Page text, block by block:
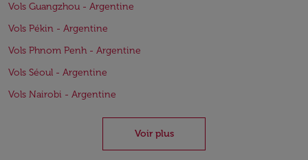
Vols Guangzhou - Argentine
Vols Pékin - Argentine
Vols Phnom Penh - Argentine
Vols Séoul - Argentine
Vols Nairobi - Argentine
Voir plus